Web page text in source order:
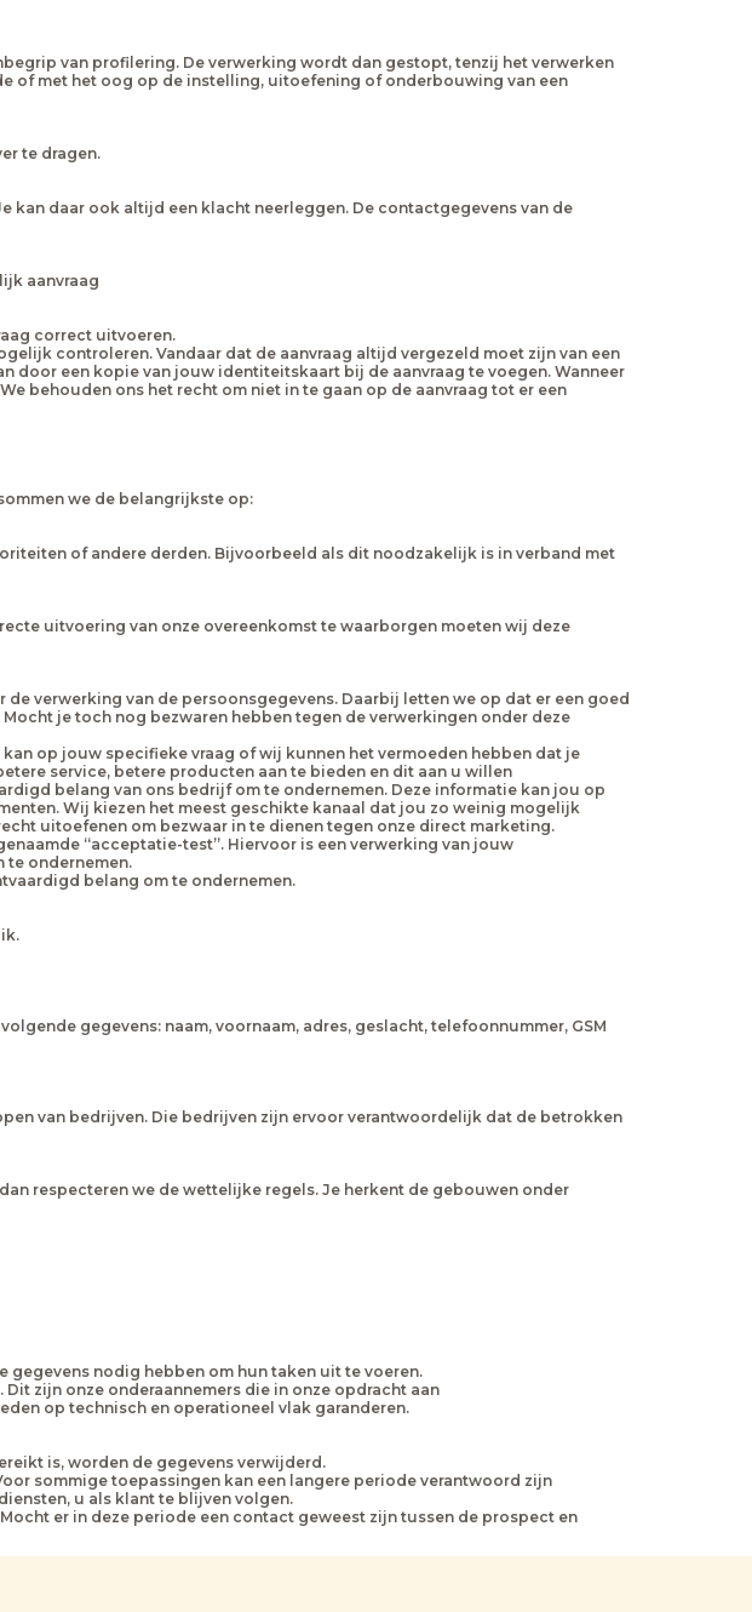
van profilering. De verwerking wordt dan gestopt, tenzij het verwerken
of met het oog op de instelling, uitoefening of onderbouwing van een
te dragen.
kan daar ook altijd een klacht neerleggen. De contactgegevens van de
aanvraag
correct uitvoeren.
controleren. Vandaar dat de aanvraag altijd vergezeld moet zijn van een
een kopie van jouw identiteitskaart bij de aanvraag te voegen. Wanneer
behouden ons het recht om niet in te gaan op de aanvraag tot er een
we de belangrijkste op:
of andere derden. Bijvoorbeeld als dit noodzakelijk is in verband met
uitvoering van onze overeenkomst te waarborgen moeten wij deze
verwerking van de persoonsgegevens. Daarbij letten we op dat er een goed
je toch nog bezwaren hebben tegen de verwerkingen onder deze
op jouw specifieke vraag of wij kunnen het vermoeden hebben dat je
service, betere producten aan te bieden en dit aan u willen
belang van ons bedrijf om te ondernemen. Deze informatie kan jou op
Wij kiezen het meest geschikte kanaal dat jou zo weinig mogelijk
uitoefenen om bezwaar in te dienen tegen onze direct marketing.
“acceptatie-test”. Hiervoor is een verwerking van jouw
te ondernemen.
belang om te ondernemen.
gegevens: naam, voornaam, adres, geslacht, telefoonnummer, GSM
van bedrijven. Die bedrijven zijn ervoor verantwoordelijk dat de betrokken
respecteren we de wettelijke regels. Je herkent de gebouwen onder
gegevens nodig hebben om hun taken uit te voeren.
zijn onze onderaannemers die in onze opdracht aan
op technisch en operationeel vlak garanderen.
is, worden de gegevens verwijderd.
sommige toepassingen kan een langere periode verantwoord zijn
u als klant te blijven volgen.
er in deze periode een contact geweest zijn tussen de prospect en